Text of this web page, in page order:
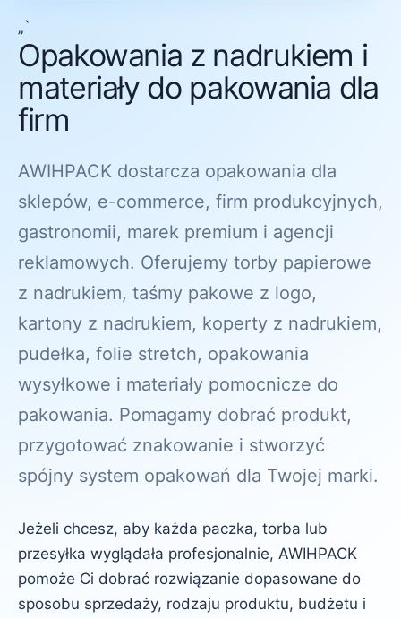
„`
Opakowania z nadrukiem i
materiały do pakowania dla
firm
AWIHPACK dostarcza opakowania dla
sklepów, e-commerce, firm produkcyjnych,
gastronomii, marek premium i agencji
reklamowych. Oferujemy torby papierowe
z nadrukiem, taśmy pakowe z logo,
kartony z nadrukiem, koperty z nadrukiem,
pudełka, folie stretch, opakowania
wysyłkowe i materiały pomocnicze do
pakowania. Pomagamy dobrać produkt,
przygotować znakowanie i stworzyć
spójny system opakowań dla Twojej marki.
Jeżeli chcesz, aby każda paczka, torba lub
przesyłka wyglądała profesjonalnie, AWIHPACK
pomoże Ci dobrać rozwiązanie dopasowane do
sposobu sprzedaży, rodzaju produktu, budżetu i